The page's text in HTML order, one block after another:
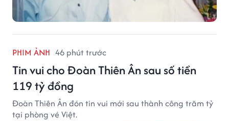
PHIM ẢNH 46 phút trước
Tin vui cho Đoàn Thiên Ân sau số tiền
119 tỷ đồng
Đoàn Thiên Ân đón tin vui mới sau thành công trăm tỷ
tại phòng vé Việt.